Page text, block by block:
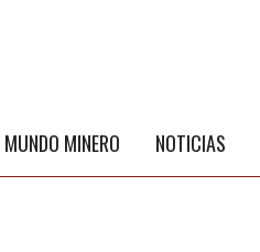
MUNDO MINERO NOTICIAS